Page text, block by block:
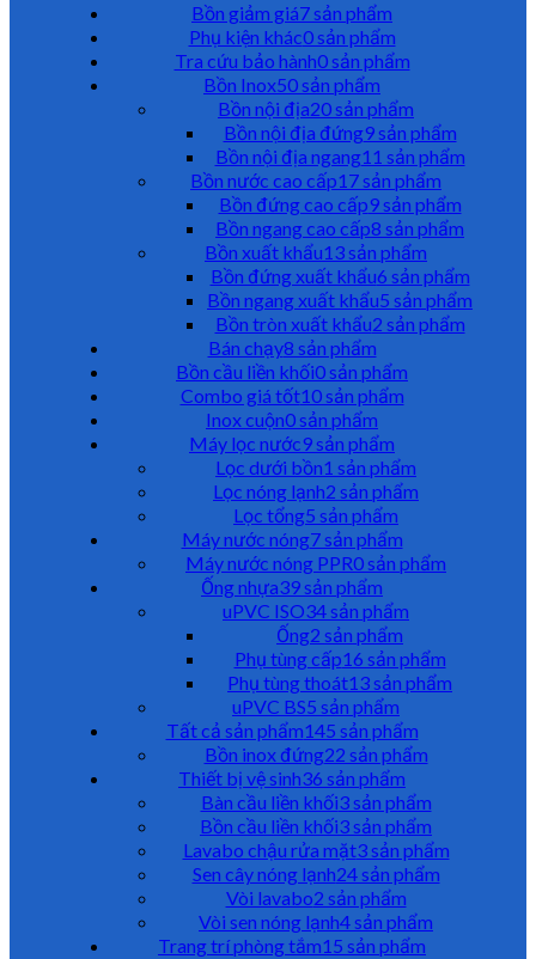
Bồn giảm giá7 sản phẩm
Phụ kiện khác0 sản phẩm
Tra cứu bảo hành0 sản phẩm
Bồn Inox50 sản phẩm
Bồn nội địa20 sản phẩm
Bồn nội địa đứng9 sản phẩm
Bồn nội địa ngang11 sản phẩm
Bồn nước cao cấp17 sản phẩm
Bồn đứng cao cấp9 sản phẩm
Bồn ngang cao cấp8 sản phẩm
Bồn xuất khẩu13 sản phẩm
Bồn đứng xuất khẩu6 sản phẩm
Bồn ngang xuất khẩu5 sản phẩm
Bồn tròn xuất khẩu2 sản phẩm
Bán chạy8 sản phẩm
Bồn cầu liền khối0 sản phẩm
Combo giá tốt10 sản phẩm
Inox cuộn0 sản phẩm
Máy lọc nước9 sản phẩm
Lọc dưới bồn1 sản phẩm
Lọc nóng lạnh2 sản phẩm
Lọc tổng5 sản phẩm
Máy nước nóng7 sản phẩm
Máy nước nóng PPR0 sản phẩm
Ống nhựa39 sản phẩm
uPVC ISO34 sản phẩm
Ống2 sản phẩm
Phụ tùng cấp16 sản phẩm
Phụ tùng thoát13 sản phẩm
uPVC BS5 sản phẩm
Tất cả sản phẩm145 sản phẩm
Bồn inox đứng22 sản phẩm
Thiết bị vệ sinh36 sản phẩm
Bàn cầu liền khối3 sản phẩm
Bồn cầu liền khối3 sản phẩm
Lavabo chậu rửa mặt3 sản phẩm
Sen cây nóng lạnh24 sản phẩm
Vòi lavabo2 sản phẩm
Vòi sen nóng lạnh4 sản phẩm
Trang trí phòng tắm15 sản phẩm